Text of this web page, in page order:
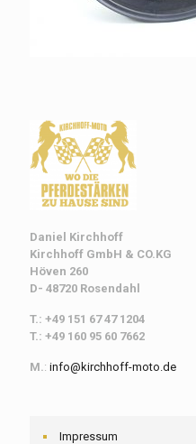
Daniel Kirchhoff
Kirchhoff GmbH & CO.KG
Höven 260
D- 48720 Rosendahl
T.: +49 151 67 47 1204
T.: +49 160 95 60 7662
M.: info@kirchhoff-moto.de
Impressum